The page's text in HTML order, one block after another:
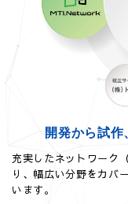
開発から試
充実したネットワーク
り、幅広い分野をカバ
います。